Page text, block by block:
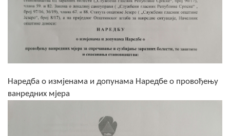
Статут Општине
Скупштинско вијеће општине језеро
Састав Скупштине
Службени Гласници
ИНФО
Наредба о измјенама и допунама Наредбе о провођењу
ванредних мјера